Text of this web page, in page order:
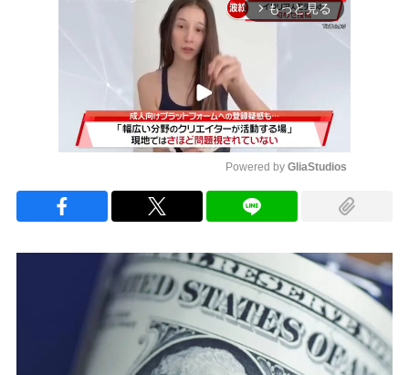
arrow_forward_ios もっと見る
Powered by GliaStudios